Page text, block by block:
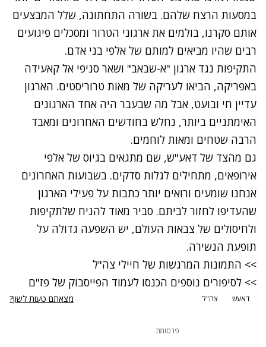
במסעות הרצח שלהם. בשורה התחתונה, שלל המבצעים
אותם סקרנו, בולמים את ארגוני הטרור ומסכלים פיגועים
רבים שהיו מביאים למותם של אלפי בני אדם.
התקיפות נגד ארגון "א-שבאב" ושאר סניפי אל קאעידה
באפריקה, הביאו לעריקה של מאות טרוריסטים. הארגון
עדיין חי ובועט, אבל מה שבעבר היה אחד הארגונים
האימתניים ביותר, נחלש בחודשים האחרונים ומאבד
הרבה שטחים ומאות לוחמים.
גם מהצד של דאע"ש, שם מתגאים בגיוס של אלפי
אירופאים, מתחילים לגלות סדקים. בשבועות האחרונים
אנחנו שומעים ורואים יותר כתבות על פעילי הארגון
שהעדיפו לחזור לביתם. סביר מאוד להניח שלתקיפות
ולחיסולים של צבאות העולם, יש השפעה גדולה על
תופעת הנשירה.
>> התמונות המרגשות של חיילי צה"ל
>> לסיפורים נוספים הכנסו לעמוד הפייסבוק של פז"ם
דאעש צה"ל מצאתם טעות לשון?
פרסומת